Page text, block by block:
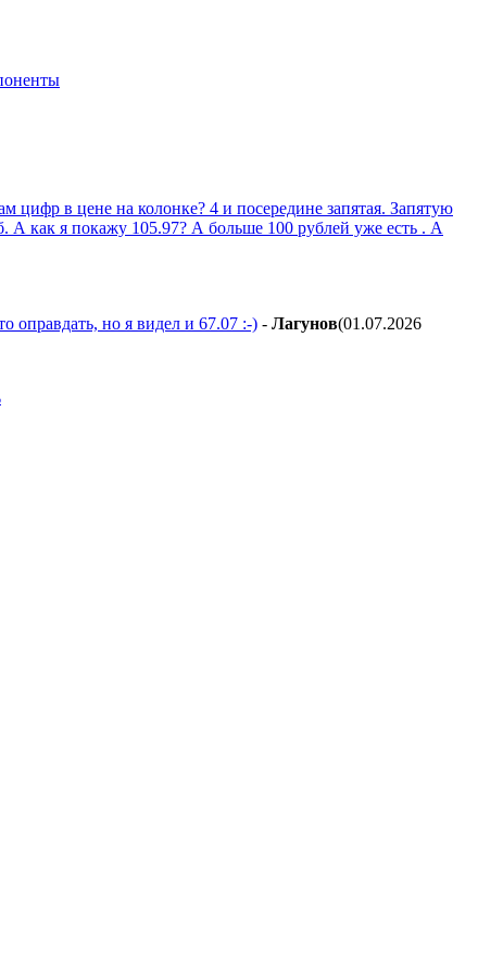
цифр в цене на колонке? 4 и посередине запятая. Запятую
А как я покажу 105.97? А больше 100 рублей уже есть . А
оправдать, но я видел и 67.07 :-) - Лaгyнoв(01.07.2026